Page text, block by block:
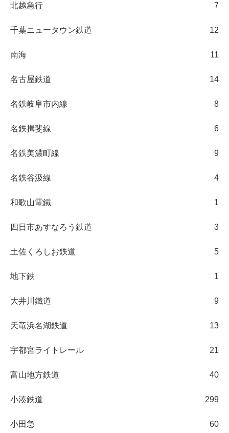
北越急行 7
千葉ニュータウン鉄道 12
南海 11
名古屋鉄道 14
名鉄岐阜市内線 8
名鉄揖斐線 6
名鉄美濃町線 9
名鉄谷汲線 4
和歌山電鐵 1
四日市あすなろう鉄道 3
土佐くろしお鉄道 5
地下鉄 1
大井川鐵道 9
天竜浜名湖鉄道 13
宇都宮ライトレール 21
富山地方鉄道 40
小湊鉄道 299
小田急 60